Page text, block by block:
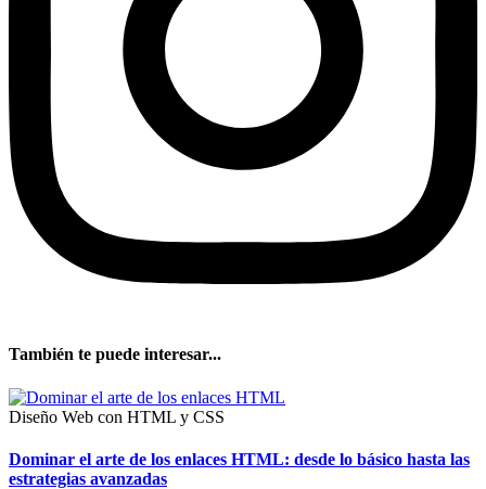
También te puede interesar...
Diseño Web con HTML y CSS
Dominar el arte de los enlaces HTML: desde lo básico hasta las
estrategias avanzadas